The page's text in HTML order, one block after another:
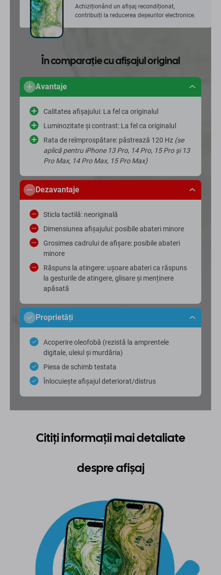
Achiziționând un afișaj recondiționat,
contribuiți la reducerea deșeurilor electronice.
În comparație cu afișajul original
Avantaje
Calitatea afișajului: La fel ca originalul
Luminozitate și contrast: La fel ca originalul
Rata de reîmprospătare: păstrează 120 Hz (se
aplică pentru iPhone 13 Pro, 14 Pro, 15 Pro și 13
Pro Max, 14 Pro Max, 15 Pro Max)
Dezavantaje
Sticla tactilă: neoriginală
Dimensiunea afișajului: posibile abateri minore
Grosimea cadrului de afișare: posibile abateri
minore
Răspuns la atingere: ușoare abateri ca răspuns
la gesturile de atingere, glisare și menținere
apăsată
Proprietăți
Acoperire oleofobă (rezistă la amprentele
digitale, uleiul și murdăria)
Piesa de schimb testata
Înlocuiește afișajul deteriorat/distrus
Citiți informații mai detaliate
despre afișaj